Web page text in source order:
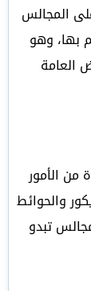
المجالس
بها، وهو
العامة
من الأمور
والحوائط
تبدو